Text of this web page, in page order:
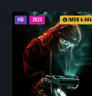
HD 2023 IMDB 6.444